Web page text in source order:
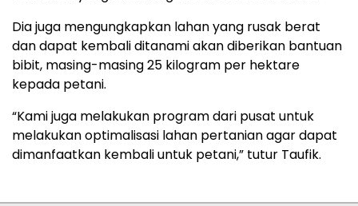
Dia juga mengungkapkan lahan yang rusak berat
dan dapat kembali ditanami akan diberikan bantuan
bibit, masing-masing 25 kilogram per hektare
kepada petani.
“Kami juga melakukan program dari pusat untuk
melakukan optimalisasi lahan pertanian agar dapat
dimanfaatkan kembali untuk petani,” tutur Taufik.